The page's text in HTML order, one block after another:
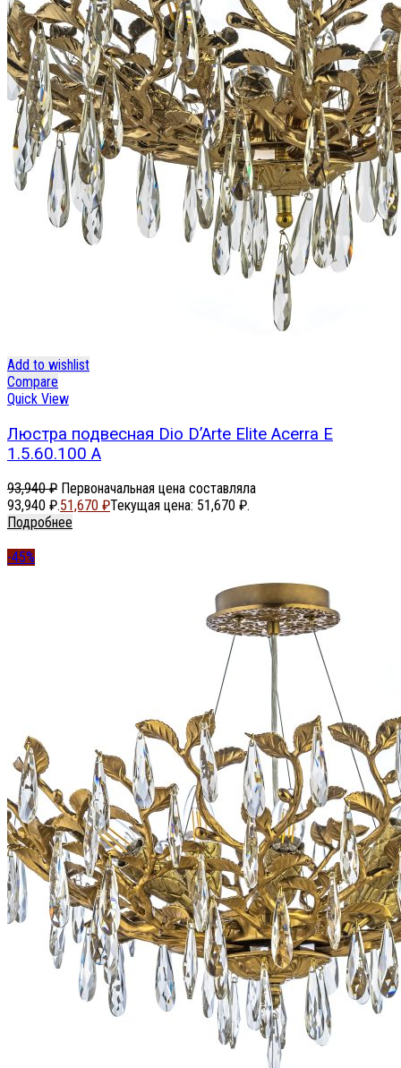
Add to wishlist
Compare
Quick View
Люстра подвесная Dio D’Arte Elite Acerra E
1.5.60.100 A
93,940₽ Первоначальная цена составляла
93,940 ₽.51,670 ₽Текущая цена: 51,670 ₽.
Подробнее
-45%